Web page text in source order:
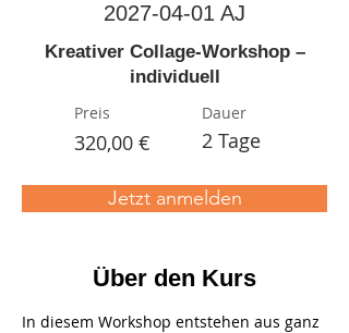
Über den Kurs
In diesem Workshop entstehen aus ganz
2027-04-01 AJ
Kreativer Collage-Workshop –
individuell
Preis
320,00 €
Dauer
2 Tage
Jetzt anmelden